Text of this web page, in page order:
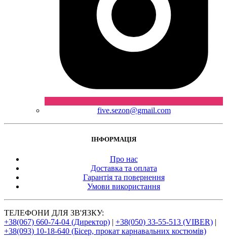
five.sezon@gmail.com
ІНФОРМАЦІЯ
Про нас
Доставка та оплата
Гарантія та повернення
Умови використання
ТЕЛЕФОНИ ДЛЯ ЗВ'ЯЗКУ:
+38(067) 660-74-04 (Директор) | +38(050) 33-55-513 (VIBER) |
+38(093) 10-18-640 (Бісер, прокат карнавальних костюмів)